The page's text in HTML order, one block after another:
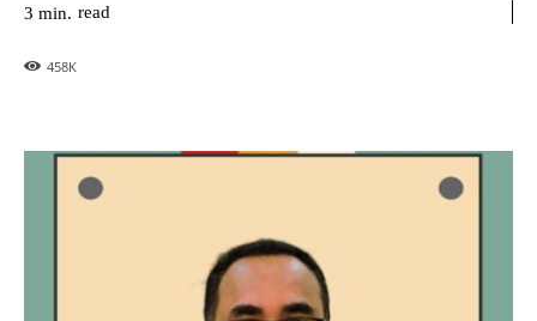
3 min. read
458K